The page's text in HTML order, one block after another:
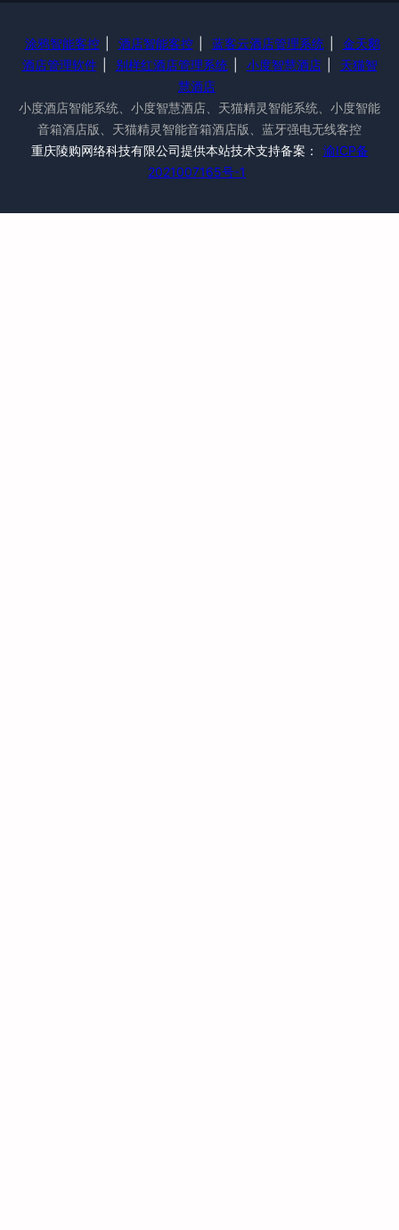
涂鸦智能客控 酒店智能客控 蓝客云酒店管理系统
金天鹅
酒店管理软件
别样红酒店管理系统 小度智慧酒店
天猫智
慧酒店
小度酒店智能系统、小度智慧酒店、天猫精灵智能系统、小度智能
音箱酒店版、天猫精灵智能音箱酒店版、蓝牙强电无线客控
重庆陵购网络科技有限公司提供本站技术支持备案：
渝ICP备
2021007165号-1